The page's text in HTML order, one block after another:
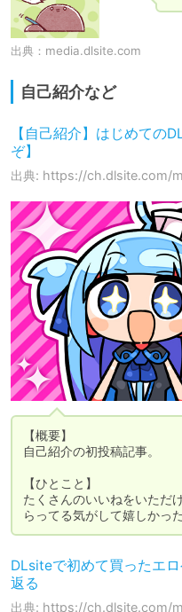
出典： media.dlsite.com
自己紹介など
【自己紹介】はじめての
ぞ】
出典: https://ch.dlsite.com/
【概要】
自己紹介の初投稿記事。
【ひとこと】
たくさんのいいねをいただ
らってる気がして嬉しかった
DLsiteで初めて買ったエ
返る
出典: https://ch.dlsite.com/